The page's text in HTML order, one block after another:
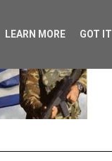
LEARN MORE GOT IT